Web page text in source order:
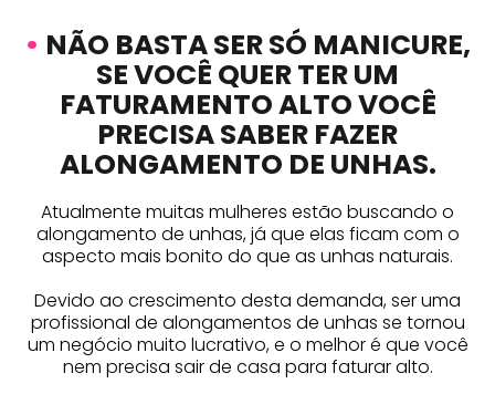
• NÃO BASTA SER SÓ MANICURE,
SE VOCÊ QUER TER UM
FATURAMENTO ALTO VOCÊ
PRECISA SABER FAZER
ALONGAMENTO DE UNHAS.
Atualmente muitas mulheres estão buscando o
alongamento de unhas, já que elas ficam com o
aspecto mais bonito do que as unhas naturais.
Devido ao crescimento desta demanda, ser uma
profissional de alongamentos de unhas se tornou
um negócio muito lucrativo, e o melhor é que você
nem precisa sair de casa para faturar alto.